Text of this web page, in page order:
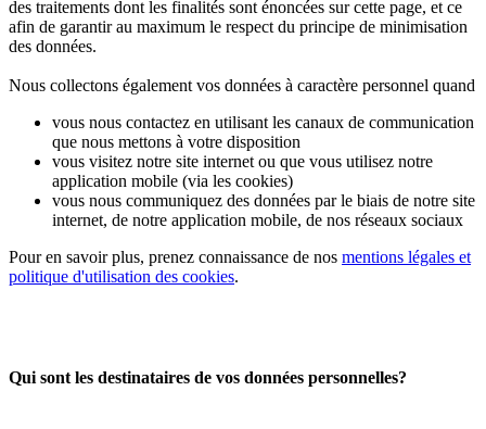
des traitements dont les finalités sont énoncées sur cette page, et ce
afin de garantir au maximum le respect du principe de minimisation
des données.
Nous collectons également vos données à caractère personnel quand
vous nous contactez en utilisant les canaux de communication
que nous mettons à votre disposition
vous visitez notre site internet ou que vous utilisez notre
application mobile (via les cookies)
vous nous communiquez des données par le biais de notre site
internet, de notre application mobile, de nos réseaux sociaux
Pour en savoir plus, prenez connaissance de nos mentions légales et
politique d'utilisation des cookies.
Qui sont les destinataires de vos données personnelles?